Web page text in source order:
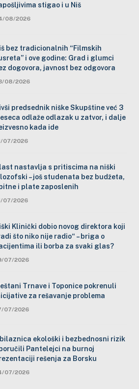
stigao i u Niš
08/2026
bez tradicionalnih “Filmskih
i ove godine: Grad i glumci
dogovora, javnost bez odgovora
08/2026
predsednik niške Skupštine već 3
odlaže odlazak u zatvor, i dalje
kada ide
07/2026
nastavlja s pritiscima na niški
– još studenata bez budžeta,
i plate zaposlenih
07/2026
Klinički dobio novog direktora koji
što niko nije radio“ – briga o
ili borba za svaki glas?
07/2026
Trnave i Toponice pokrenuli
za rešavanje problema
07/2026
ekološki i bezbednosni rizik
Pantelejci na burnoj
rešenja za Borsku
07/2026